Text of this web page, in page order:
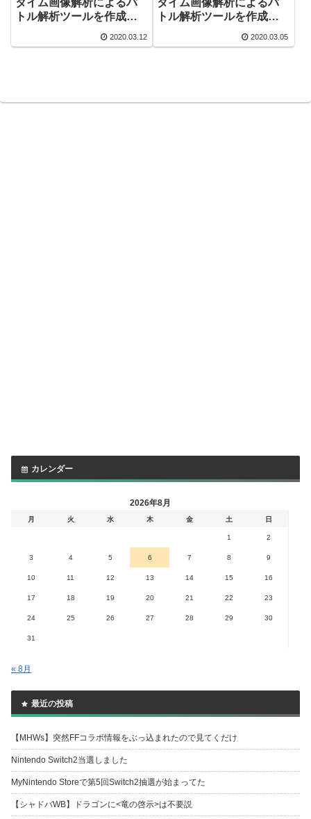
タイム画像解析によるバ
トル解析ツールを作成す
2020.03.12
タイム画像解析によるバ
トル解析ツールを作成す
2020.03.05
カレンダー
2026年8月
月 火 水 木 金 土 日
1 2
3 4 5 6 7 8 9
10 11 12 13 14 15 16
17 18 19 20 21 22 23
24 25 26 27 28 29 30
31
« 8月
最近の投稿
【MHWs】突然FFコラボ情報をぶっ込まれたので見てくだけ
Nintendo Switch2当選しました
MyNintendo Storeで第5回Switch2抽選が始まってた
【シャドバWB】ドラゴンに<竜の啓示>は不要説